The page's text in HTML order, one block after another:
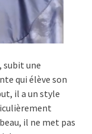
subit une
qui élève son
il a un style
il ne met pas